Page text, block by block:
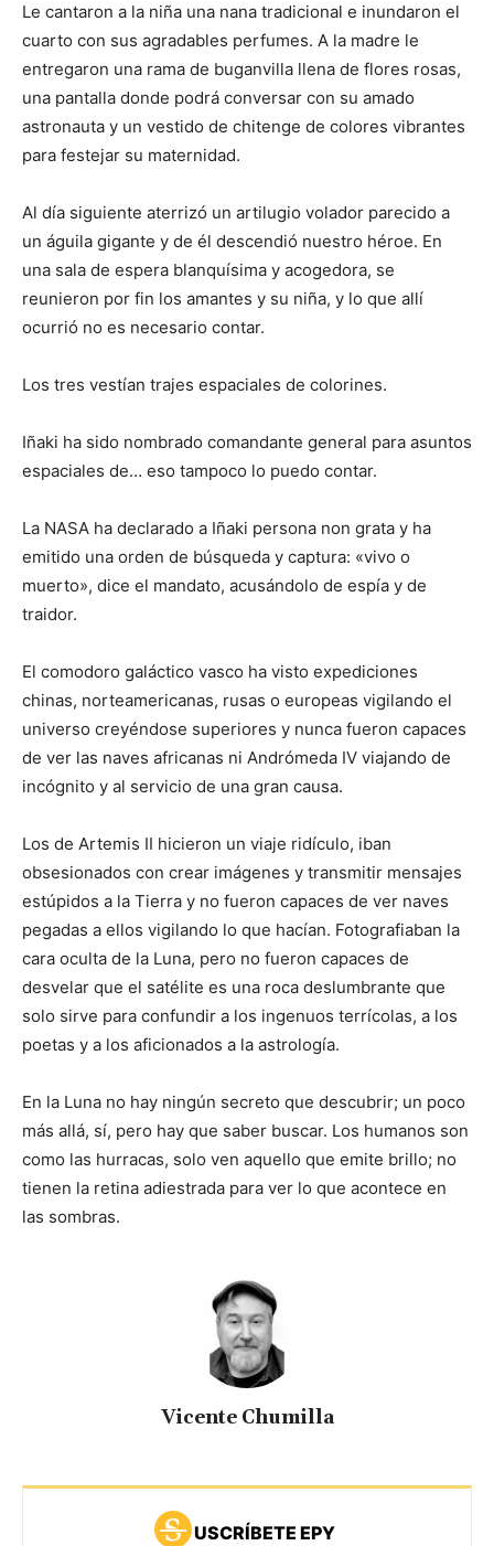
Le cantaron a la niña una nana tradicional e inundaron el
cuarto con sus agradables perfumes. A la madre le
entregaron una rama de buganvilla llena de flores rosas,
una pantalla donde podrá conversar con su amado
astronauta y un vestido de chitenge de colores vibrantes
para festejar su maternidad.
Al día siguiente aterrizó un artilugio volador parecido a
un águila gigante y de él descendió nuestro héroe. En
una sala de espera blanquísima y acogedora, se
reunieron por fin los amantes y su niña, y lo que allí
ocurrió no es necesario contar.
Los tres vestían trajes espaciales de colorines.
Iñaki ha sido nombrado comandante general para asuntos
espaciales de… eso tampoco lo puedo contar.
La NASA ha declarado a Iñaki persona non grata y ha
emitido una orden de búsqueda y captura: «vivo o
muerto», dice el mandato, acusándolo de espía y de
traidor.
El comodoro galáctico vasco ha visto expediciones
chinas, norteamericanas, rusas o europeas vigilando el
universo creyéndose superiores y nunca fueron capaces
de ver las naves africanas ni Andrómeda IV viajando de
incógnito y al servicio de una gran causa.
Los de Artemis II hicieron un viaje ridículo, iban
obsesionados con crear imágenes y transmitir mensajes
estúpidos a la Tierra y no fueron capaces de ver naves
pegadas a ellos vigilando lo que hacían. Fotografiaban la
cara oculta de la Luna, pero no fueron capaces de
desvelar que el satélite es una roca deslumbrante que
solo sirve para confundir a los ingenuos terrícolas, a los
poetas y a los aficionados a la astrología.
En la Luna no hay ningún secreto que descubrir; un poco
más allá, sí, pero hay que saber buscar. Los humanos son
como las hurracas, solo ven aquello que emite brillo; no
tienen la retina adiestrada para ver lo que acontece en
las sombras.
Vicente Chumilla
USCRÍBETE EPY